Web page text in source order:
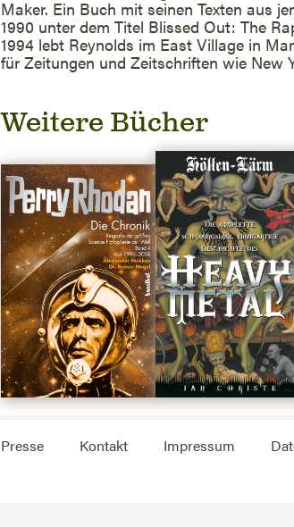
Maker. Ein Buch mit seinen Texten aus
1990 unter dem Titel Blissed Out: The
1994 lebt Reynolds im East Village in
für Zeitungen und Zeitschriften wie New
Weitere Bücher
Presse Kontakt Impressum